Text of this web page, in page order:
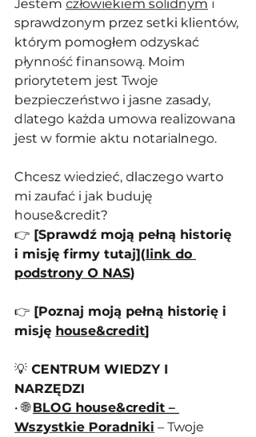
Jestem człowiekiem solidnym i
sprawdzonym przez setki klientów,
którym pomogłem odzyskać
płynność finansową. Moim
priorytetem jest Twoje
bezpieczeństwo i jasne zasady,
dlatego każda umowa realizowana
jest w formie aktu notarialnego.
Chcesz wiedzieć, dlaczego warto
mi zaufać i jak buduję
house&credit?
👉 [Sprawdź moją pełną historię
i misję firmy tutaj](link do
podstrony O NAS)
👉 [Poznaj moją pełną historię i
misję house&credit]
💡 CENTRUM WIEDZY I
NARZĘDZI
• 🌐 BLOG house&credit –
Wszystkie Poradniki – Twoje